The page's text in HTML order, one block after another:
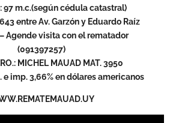
97 m.c.(según cédula catastral)
entre Av. Garzón y Eduardo Raíz
Agende visita con el rematador
(091397257)
MICHEL MAUAD MAT. 3950
e imp. 3,66% en dólares americanos